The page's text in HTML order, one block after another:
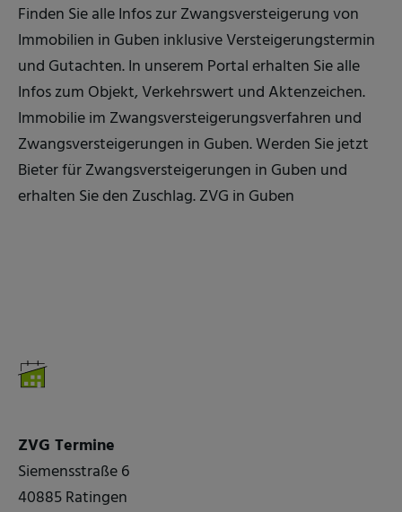
Finden Sie alle Infos zur Zwangsversteigerung von
Immobilien in Guben inklusive Versteigerungstermin
und Gutachten. In unserem Portal erhalten Sie alle
Infos zum Objekt, Verkehrswert und Aktenzeichen.
Immobilie im Zwangsversteigerungsverfahren und
Zwangsversteigerungen in Guben. Werden Sie jetzt
Bieter für Zwangsversteigerungen in Guben und
erhalten Sie den Zuschlag. ZVG in Guben
ZVG Termine
Siemensstraße 6
40885 Ratingen